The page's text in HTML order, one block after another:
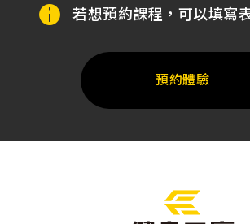
若想預約課程，可以填寫
預約體驗